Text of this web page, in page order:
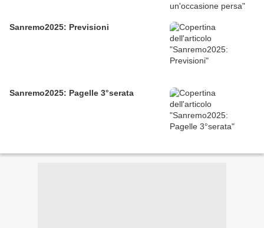
Sanremo2025: Previsioni
Sanremo2025: Pagelle 3°serata